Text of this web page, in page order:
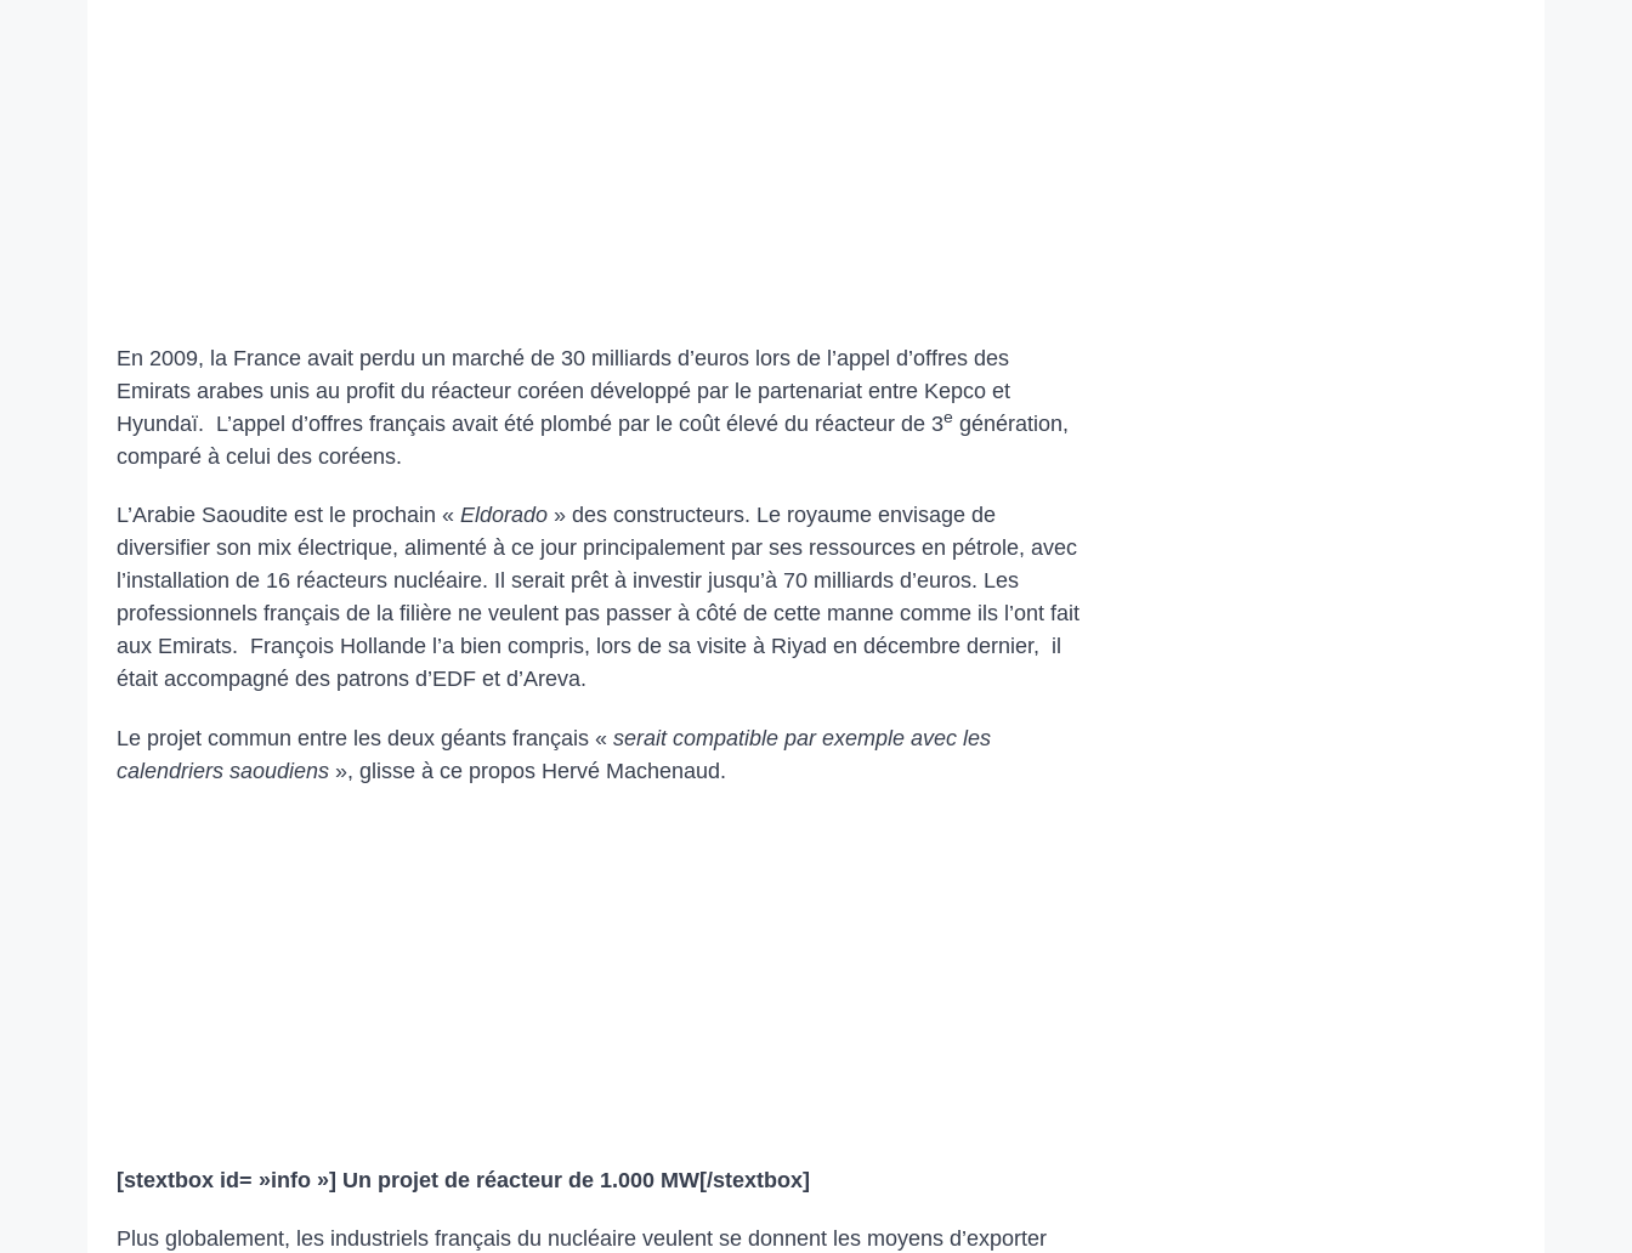
En 2009, la France avait perdu un marché de 30 milliards d’euros lors de l’appel d’offres des
Emirats arabes unis au profit du réacteur coréen développé par le partenariat entre Kepco et
Hyundaï. L’appel d’offres français avait été plombé par le coût élevé du réacteur de 3e génération,
comparé à celui des coréens.
L’Arabie Saoudite est le prochain « Eldorado » des constructeurs. Le royaume envisage de
diversifier son mix électrique, alimenté à ce jour principalement par ses ressources en pétrole, avec
l’installation de 16 réacteurs nucléaire. Il serait prêt à investir jusqu’à 70 milliards d’euros. Les
professionnels français de la filière ne veulent pas passer à côté de cette manne comme ils l’ont fait
aux Emirats. François Hollande l’a bien compris, lors de sa visite à Riyad en décembre dernier, il
était accompagné des patrons d’EDF et d’Areva.
Le projet commun entre les deux géants français « serait compatible par exemple avec les
calendriers saoudiens », glisse à ce propos Hervé Machenaud.
[stextbox id= »info »] Un projet de réacteur de 1.000 MW[/stextbox]
Plus globalement, les industriels français du nucléaire veulent se donnent les moyens d’exporter